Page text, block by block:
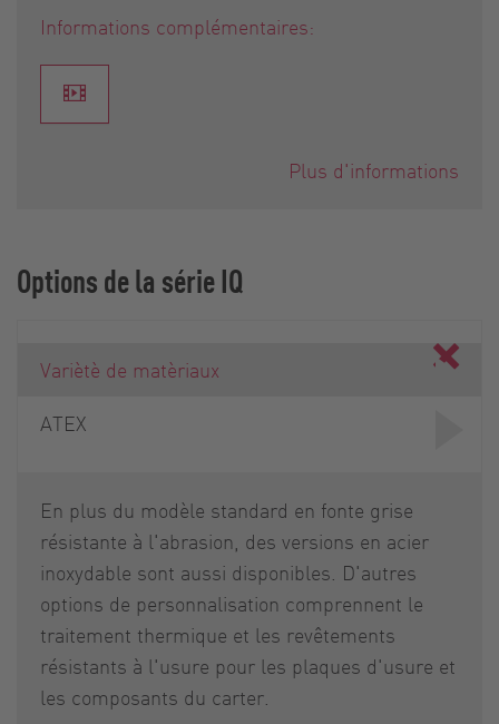
Informations complémentaires:
Plus d'informations
Options de la série IQ
Variètè de matèriaux
ATEX
En plus du modèle standard en fonte grise
résistante à l'abrasion, des versions en acier
inoxydable sont aussi disponibles. D'autres
options de personnalisation comprennent le
traitement thermique et les revêtements
résistants à l'usure pour les plaques d'usure et
les composants du carter.